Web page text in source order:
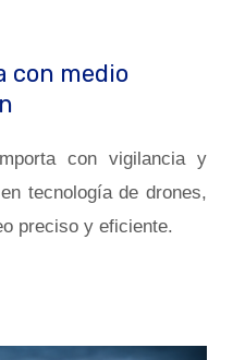
con medio
con vigilancia y
tecnología de drones,
preciso y eficiente.